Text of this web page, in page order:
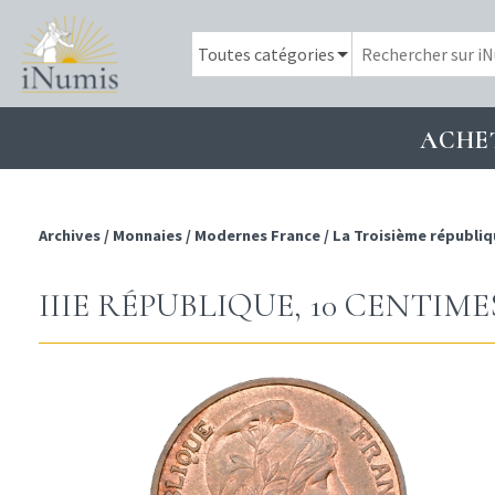
Archives / Monnaies / Modernes France / La Troisième
IIIE RÉPUBLIQUE, 10